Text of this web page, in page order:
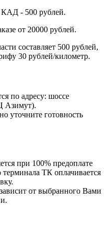
КАД - 500 рублей.
от 20000 рублей.
составляет 500 рублей,
30 рублей/километр.
по адресу: шоссе
Азимут).
уточните готовность
при 100% предоплате
терминала ТК оплачивается
от выбранного Вами